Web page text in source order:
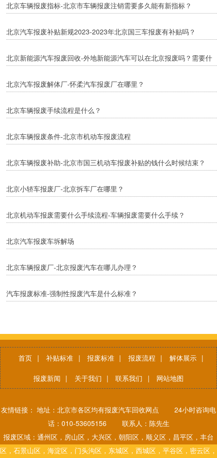
北京车辆报废指标-北京市车辆报废注销需要多久能有新指标？
北京汽车报废补贴新规2023-2023年北京国三车报废有补贴吗？
北京新能源汽车报废回收-外地新能源汽车可以在北京报废吗？需要什
北京汽车报废解体厂-怀柔汽车报废厂在哪里？
北京车辆报废手续流程是什么？
北京车辆报废条件-北京市机动车报废流程
北京车辆报废补助-北京市国三机动车报废补贴的钱什么时候结束？
北京小轿车报废厂-北京拆车厂在哪里？
北京机动车报废需要什么手续流程-车辆报废需要什么手续？
北京汽车报废车坼解场
北京车辆报废厂-北京报废汽车在哪儿办理？
汽车报废标准-强制性报废汽车是什么标准？
首页 | 补贴标准 | 报废标准 | 报废流程 | 解体展示 |
报废新闻 | 关于我们 | 联系我们 | 网站地图
友情链接： 地址：北京市各区均有报废汽车回收网点 24小时咨询电
话：010-53605156 联系人：陈先生
报废区域：通州区，房山区，大兴区，朝阳区，顺义区，昌平区，丰台
区，石景山区，海淀区，门头沟区，东城区，西城区，平谷区，密云区，